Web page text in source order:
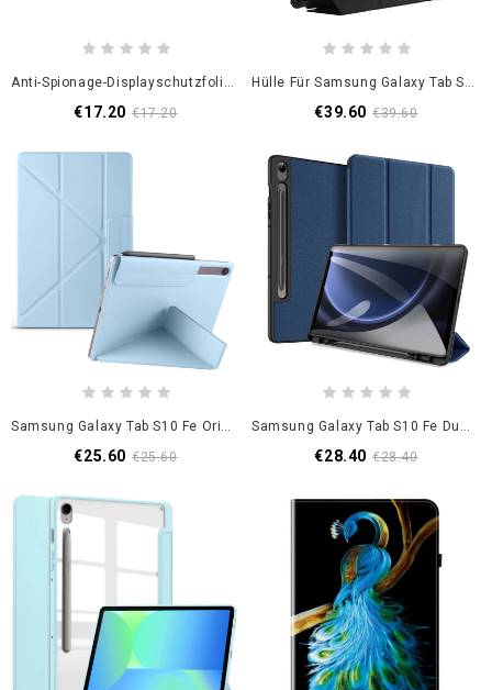
Anti-Spionage-Displayschutzfolie Matt Für Samsung Galaxy Tab S10 Lite / S10 Fe / Tab S9 / S8 / S7
€17.20 €17.20
Hülle Für Samsung Galaxy Tab S10 Fe Nillkin Bumper
€39.60 €39.60
Samsung Galaxy Tab S10 Fe Origami-Ständer
€25.60 €25.60
Samsung Galaxy Tab S10 Fe Dux Serie Domo Ducis
€28.40 €28.40